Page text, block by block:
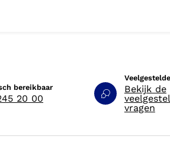
bereikbaar
20 00
Bekijk de
vragen